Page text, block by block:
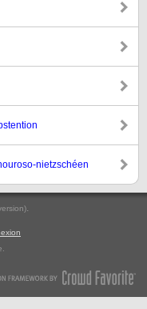
nietzschéen
.